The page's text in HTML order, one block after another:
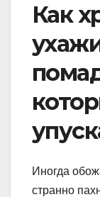
Как
Иногда
странно